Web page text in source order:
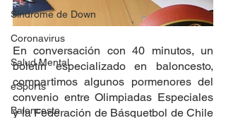
Síndrome de Down
Coronavirus
Salud Mental
eSports
Baloncesto
En conversación con 40 minutos, un
boletín especializado en baloncesto,
compartimos algunos pormenores del
convenio entre Olimpiadas Especiales
y la Federación de Básquetbol de Chile